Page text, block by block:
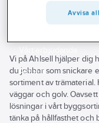
Aktuellt
Vi på Ahlsell hjälper dig
du jobbar som snickare
sortiment av trämaterial.
väggar och golv.
lösningar i vårt
tänka på hållfasthet och
Avvisa